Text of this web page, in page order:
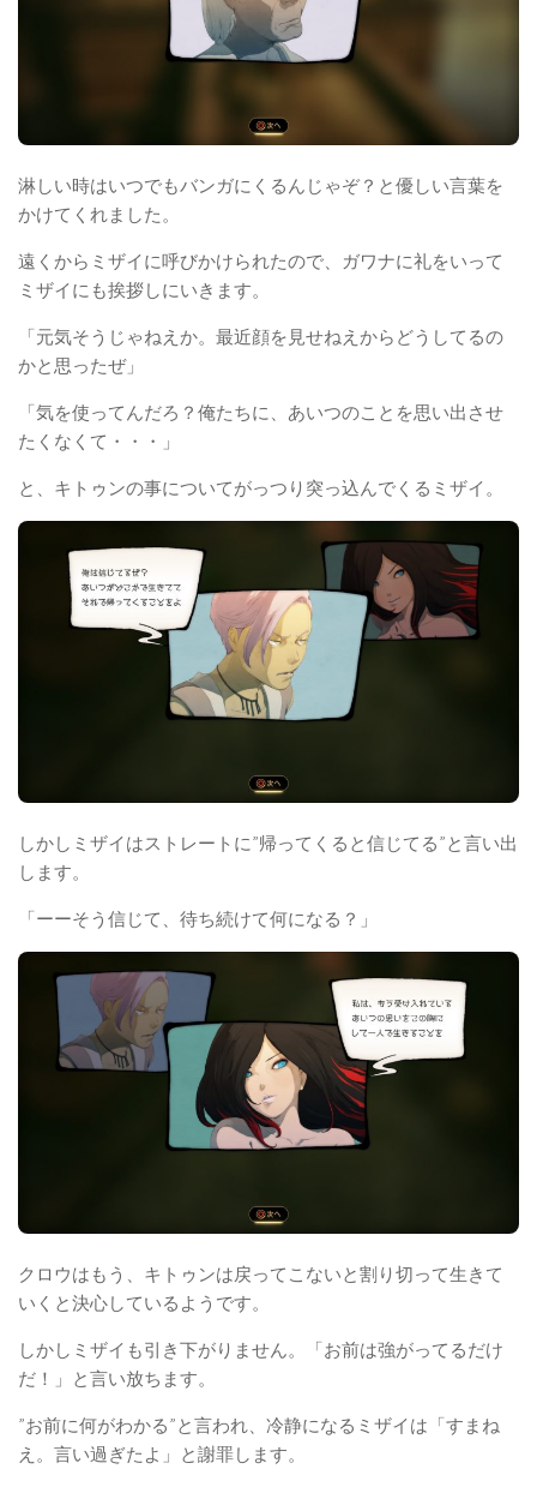
淋しい時はいつでもバンガにくるんじゃぞ？と優しい言葉を
かけてくれました。
遠くからミザイに呼びかけられたので、ガワナに礼をいって
ミザイにも挨拶しにいきます。
「元気そうじゃねえか。最近顔を見せねえからどうしてるの
かと思ったぜ」
「気を使ってんだろ？俺たちに、あいつのことを思い出させ
たくなくて・・・」
と、キトゥンの事についてがっつり突っ込んでくるミザイ。
しかしミザイはストレートに”帰ってくると信じてる”と言い出
します。
「ーーそう信じて、待ち続けて何になる？」
クロウはもう、キトゥンは戻ってこないと割り切って生きて
いくと決心しているようです。
しかしミザイも引き下がりません。「お前は強がってるだけ
だ！」と言い放ちます。
”お前に何がわかる”と言われ、冷静になるミザイは「すまね
え。言い過ぎたよ」と謝罪します。